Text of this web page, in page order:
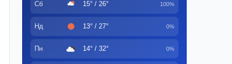
Сб 15° / 26° 100%
Нд 13° / 27° 0%
Пн 14° / 32° 0%